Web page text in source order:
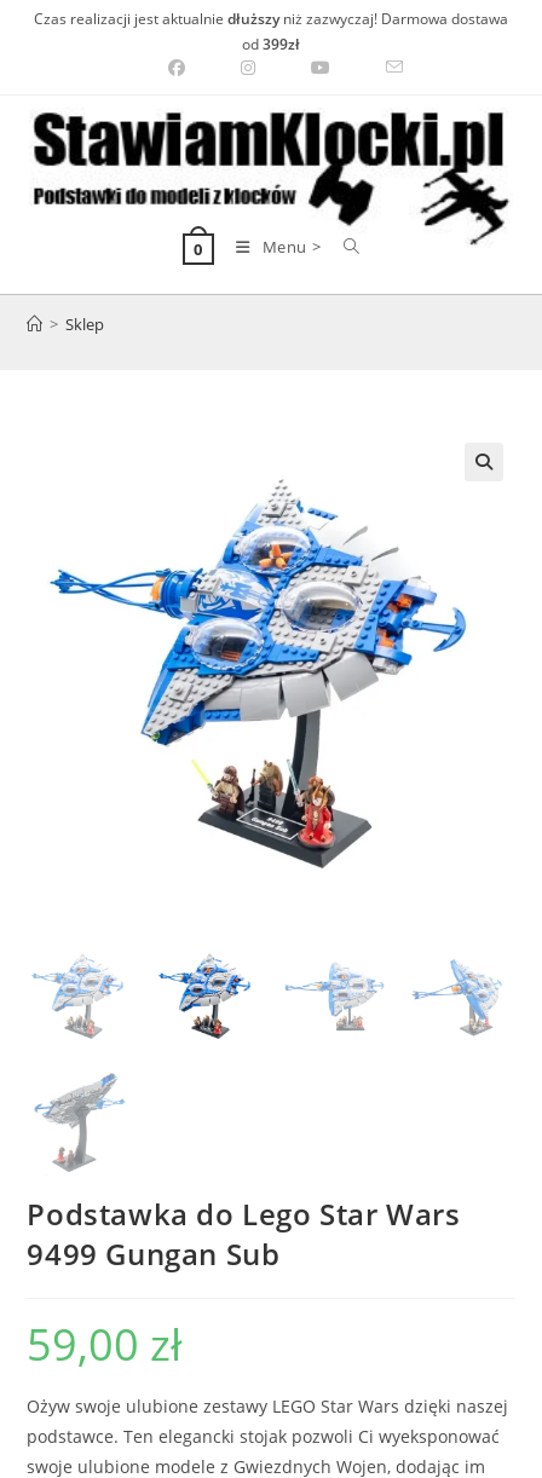
Czas realizacji jest aktualnie dłuższyniż zazwyczaj! Darmowa dostawa
od399zł
0 Menu >
> Sklep
Podstawka do Lego Star Wars
9499 Gungan Sub
59,00 zł
Ożyw swoje ulubione zestawy LEGO Star Wars dzięki naszej
podstawce. Ten elegancki stojak pozwoli Ci wyeksponować
swoje ulubione modele z Gwiezdnych Wojen, dodając im